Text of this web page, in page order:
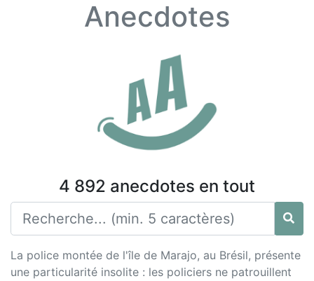
Anecdotes
4 892 anecdotes en tout
La police montée de l'île de Marajo, au Brésil, présente
une particularité insolite : les policiers ne patrouillent